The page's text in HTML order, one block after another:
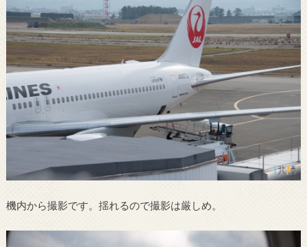
機内から撮影です。揺れるので撮影は厳しめ。